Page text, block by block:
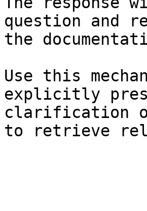
question and
the
Use this
explicitly
clarification